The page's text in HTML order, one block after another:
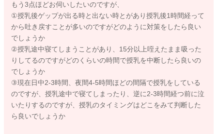
れば、安心することもありますので、例えば手が離せない時に
は、たくさん話しかけてあげたり、歌を歌ってあげたりする
と、ママさんが近くにいることが確認できて、安心することも
多いですよ。
また、スリングなどに入れて、家事などをなさっていただく
と、手は空きますし、お子さんも密着することで寝てくれたり
することも多いですよ。
お子さんが泣いてしまっていたとしても、安全な場所にいれ
ば、少しの時間泣かせておいても問題はないですよ。ママさん
もずっと抱っこしていると、お疲れが溜まったり、ご自身のこ
とをなさるのも満足にはできないと思いますので、話しかけて
もう3点ほどお伺いしたいのですが、
①授乳後ゲップが出る時と出ない時とがあり授乳後1時間経って
から吐き戻すことが多いのですがどのように対策をしたら良い
でしょうか
②授乳途中寝てしまうことがあり、15分以上咥えたまま吸った
りしてるのですがどのくらいの時間で授乳を中断したら良いの
でしょうか
③現在日中2-3時間、夜間4-5時間ほどの間隔で授乳をしている
のですが、授乳途中で寝てしまったり、逆に2-3時間経つ前に泣
いたりするのですが、授乳のタイミングはどこをみて判断した
ら良いでしょうか